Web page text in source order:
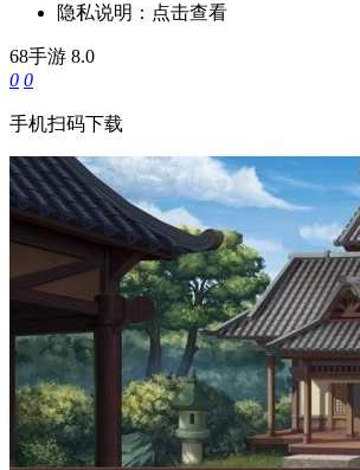
隐私说明： 点击查看
68手游 8.0
0 0
手机扫码下载